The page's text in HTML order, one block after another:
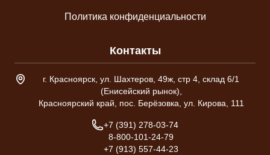
Политика конфиденциальности
Контакты
Адрес склада
г. Красноярск, ул. Шахтеров, 49ж, стр 4, склад 6/1
(Енисейский рынок),
Красноярский край, пос. Берёзовка, ул. Кирова, 111
Телефон
+7 (391) 278-03-74
8-800-101-24-79
+7 (913) 557-44-23